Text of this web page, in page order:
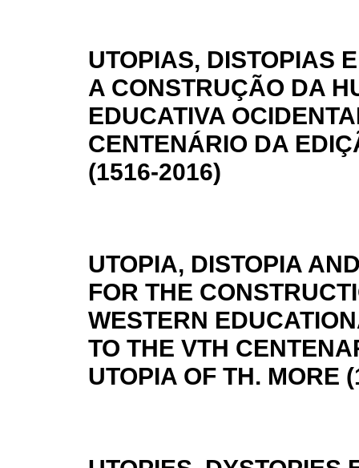
UTOPIAS, DISTOPIAS
A CONSTRUÇÃO DA
EDUCATIVA
CENTENÁRIO DA
(1516-2016)
UTOPIA, DISTOPIA
FOR THE
WESTERN
TO THE VTH
UTOPIA OF TH. MORE